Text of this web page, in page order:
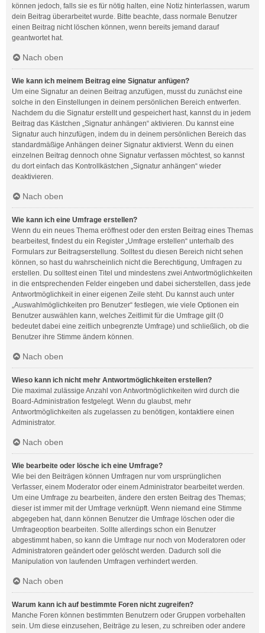
können jedoch, falls sie es für nötig halten, eine Notiz hinterlassen, warum
dein Beitrag überarbeitet wurde. Bitte beachte, dass normale Benutzer
einen Beitrag nicht löschen können, wenn bereits jemand darauf
geantwortet hat.
Nach oben
Wie kann ich meinem Beitrag eine Signatur anfügen?
Um eine Signatur an deinen Beitrag anzufügen, musst du zunächst eine
solche in den Einstellungen in deinem persönlichen Bereich entwerfen.
Nachdem du die Signatur erstellt und gespeichert hast, kannst du in jedem
Beitrag das Kästchen „Signatur anhängen“ aktivieren. Du kannst eine
Signatur auch hinzufügen, indem du in deinem persönlichen Bereich das
standardmäßige Anhängen deiner Signatur aktivierst. Wenn du einen
einzelnen Beitrag dennoch ohne Signatur verfassen möchtest, so kannst
du dort einfach das Kontrollkästchen „Signatur anhängen“ wieder
deaktivieren.
Nach oben
Wie kann ich eine Umfrage erstellen?
Wenn du ein neues Thema eröffnest oder den ersten Beitrag eines Themas
bearbeitest, findest du ein Register „Umfrage erstellen“ unterhalb des
Formulars zur Beitragserstellung. Solltest du diesen Bereich nicht sehen
können, so hast du wahrscheinlich nicht die Berechtigung, Umfragen zu
erstellen. Du solltest einen Titel und mindestens zwei Antwortmöglichkeiten
in die entsprechenden Felder eingeben und dabei sicherstellen, dass jede
Antwortmöglichkeit in einer eigenen Zeile steht. Du kannst auch unter
„Auswahlmöglichkeiten pro Benutzer“ festlegen, wie viele Optionen ein
Benutzer auswählen kann, welches Zeitlimit für die Umfrage gilt (0
bedeutet dabei eine zeitlich unbegrenzte Umfrage) und schließlich, ob die
Benutzer ihre Stimme ändern können.
Nach oben
Wieso kann ich nicht mehr Antwortmöglichkeiten erstellen?
Die maximal zulässige Anzahl von Antwortmöglichkeiten wird durch die
Board-Administration festgelegt. Wenn du glaubst, mehr
Antwortmöglichkeiten als zugelassen zu benötigen, kontaktiere einen
Administrator.
Nach oben
Wie bearbeite oder lösche ich eine Umfrage?
Wie bei den Beiträgen können Umfragen nur vom ursprünglichen
Verfasser, einem Moderator oder einem Administrator bearbeitet werden.
Um eine Umfrage zu bearbeiten, ändere den ersten Beitrag des Themas;
dieser ist immer mit der Umfrage verknüpft. Wenn niemand eine Stimme
abgegeben hat, dann können Benutzer die Umfrage löschen oder die
Umfrageoption bearbeiten. Sollte allerdings schon ein Benutzer
abgestimmt haben, so kann die Umfrage nur noch von Moderatoren oder
Administratoren geändert oder gelöscht werden. Dadurch soll die
Manipulation von laufenden Umfragen verhindert werden.
Nach oben
Warum kann ich auf bestimmte Foren nicht zugreifen?
Manche Foren können bestimmten Benutzern oder Gruppen vorbehalten
sein. Um diese einzusehen, Beiträge zu lesen, zu schreiben oder andere